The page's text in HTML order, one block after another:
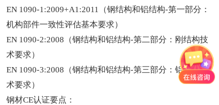
EN 1090-1:2009+A1:2011（钢结构和铝结构-第一部分：
机构部件一致性评估基本要求）
EN 1090-2:2008（钢结构和铝结构-第二部分：刚结构技
术要求）
EN 1090-3:2008（钢结构和铝结构-第三部分：铝结构技
术要求）
钢材CE认证要点：